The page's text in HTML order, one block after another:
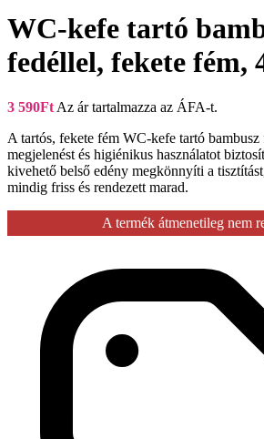
WC-kefe tartó
fedéllel, fekete fém,
3 590Ft Az ár tartalmazza az ÁFA-t.
A tartós, fekete fém WC-kefe tartó bambusz
megjelenést és higiénikus használatot
kivehető belső edény megkönnyíti a
mindig friss és rendezett marad.
A termék átmenetileg nem